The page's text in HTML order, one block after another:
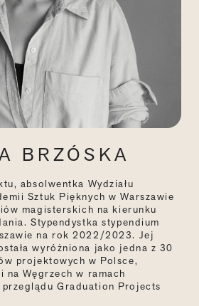
BRZÓSKA
absolwentka Wydziału
Sztuk Pięknych w Warszawie
magisterskich na kierunku
Stypendystka stypendium
na rok 2022/2023. Jej
wyróżniona jako jedna z 30
projektowych w Polsce,
na Węgrzech w ramach
Graduation Projects